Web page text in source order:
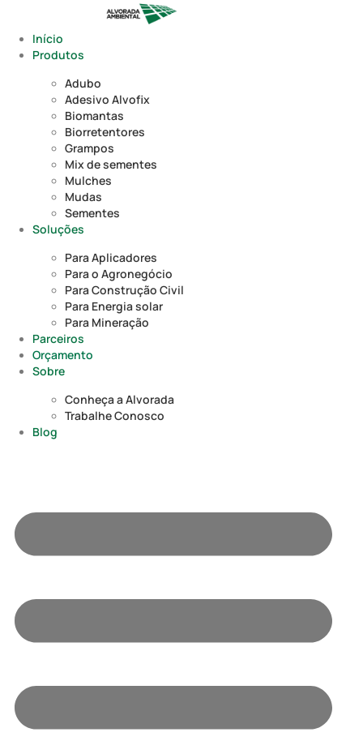
conteúdo
Início
Produtos
Adubo
Adesivo Alvofix
Biomantas
Biorretentores
Grampos
Mix de sementes
Mulches
Mudas
Sementes
Soluções
Para Aplicadores
Para o Agronegócio
Para Construção Civil
Para Energia solar
Para Mineração
Parceiros
Orçamento
Sobre
Conheça a Alvorada
Trabalhe Conosco
Blog